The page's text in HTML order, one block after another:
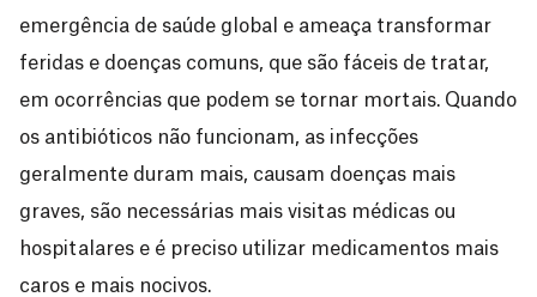
emergência de saúde global e ameaça transformar
feridas e doenças comuns, que são fáceis de tratar,
em ocorrências que podem se tornar mortais. Quando
os antibióticos não funcionam, as infecções
geralmente duram mais, causam doenças mais
graves, são necessárias mais visitas médicas ou
hospitalares e é preciso utilizar medicamentos mais
caros e mais nocivos.